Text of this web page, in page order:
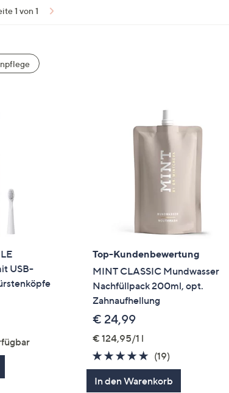
1 von 1
USB-
Top-Kundenbewertung
MINT CLASSIC Mundwasser
Nachfüllpack 200ml, opt.
Zahnaufhellung
€ 24,99
€ 124,95/1 l
4.7
von
5
(19)
Bewertungen
In den Warenkorb